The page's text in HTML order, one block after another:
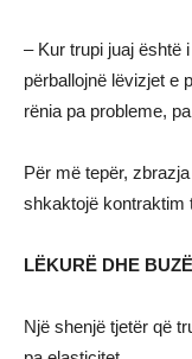
– Kur trupi juaj është
përballojnë lëvizjet e
rënia pa probleme,
Për më tepër,
shkaktojë kontraktim
LËKURË DHE
Një shenjë tjetër që